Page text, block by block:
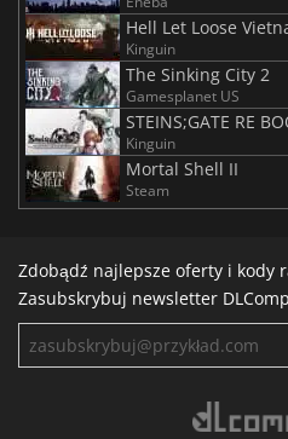
Hell Let Loose
Kinguin
The Sinking City 2
Gamesplanet US
STEINS;GATE RE
Kinguin
Mortal Shell II
Steam
Zdobądź najlepsze oferty i kody
Zasubskrybuj newsletter